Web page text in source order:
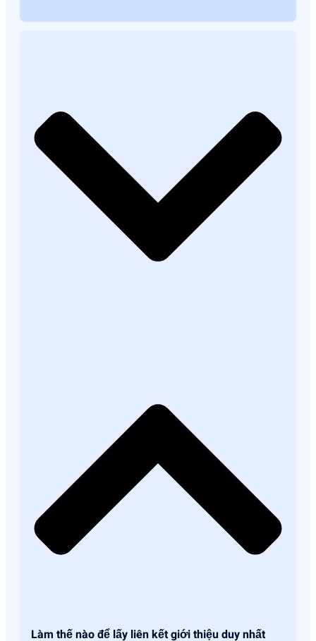
Làm thế nào để lấy liên kết giới thiệu duy nhất